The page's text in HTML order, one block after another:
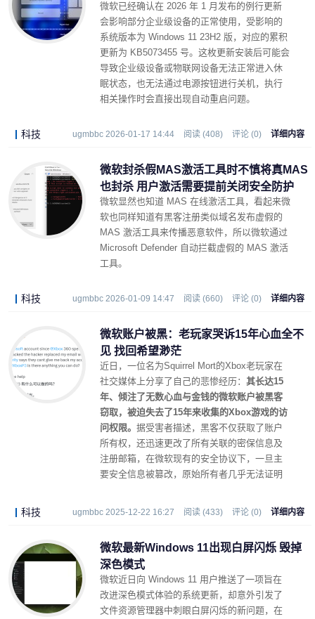
微软已经确认在 2026 年 1 月发布的例行更新
会影响部分企业级设备的正常使用，受影响的
系统版本为 Windows 11 23H2 版，对应的累积
更新为 KB5073455 号。这枚更新安装后可能会
导致企业级设备或物联网设备无法正常进入休
眠状态，也无法通过电源按钮进行关机，执行
相关操作时会直接出现自动重启问题。
科技 ugmbbc 2026-01-17 14:44 阅读 (408) 评论 (0) 详细内容
微软封杀假MAS激活工具时不慎将真MAS
也封杀 用户激活需要提前关闭安全防护
微软显然也知道 MAS 在线激活工具，看起来微
软也同样知道有黑客注册类似域名发布虚假的
MAS 激活工具来传播恶意软件，所以微软通过
Microsoft Defender 自动拦截虚假的 MAS 激活
工具。
科技 ugmbbc 2026-01-09 14:47 阅读 (660) 评论 (0) 详细内容
微软账户被黑：老玩家哭诉15年心血全不
见 找回希望渺茫
近日，一位名为Squirrel Mort的Xbox老玩家在
社交媒体上分享了自己的悲惨经历： 其长达15
年、倾注了无数心血与金钱的微软账户被黑客
窃取，被迫失去了15年来收集的Xbox游戏的访
问权限。 据受害者描述，黑客不仅获取了账户
所有权，还迅速更改了所有关联的密保信息及
注册邮箱，在微软现有的安全协议下，一旦主
要安全信息被篡改，原始所有者几乎无法证明
科技 ugmbbc 2025-12-22 16:27 阅读 (433) 评论 (0) 详细内容
微软最新Windows 11出现白屏闪烁 毁掉
深色模式
微软近日向 Windows 11 用户推送了一项旨在
改进深色模式体验的系统更新，却意外引发了
文件资源管理器中刺眼白屏闪烁的新问题，在